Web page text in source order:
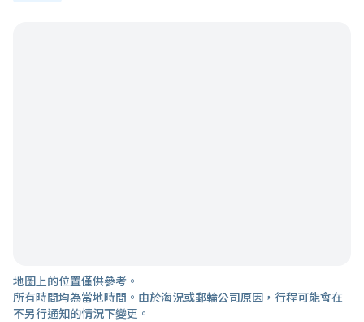
地圖上的位置僅供參考。
所有時間均為當地時間。由於海況或郵輪公司原因，行程可能會在
不另行通知的情況下變更。